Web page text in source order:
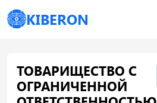
KIBERON
ТОВАРИЩЕСТВО С
ОГРАНИЧЕННОЙ